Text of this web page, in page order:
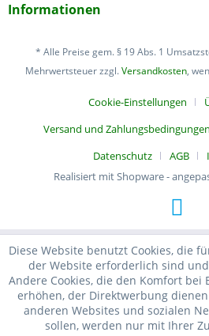
Informationen
* Alle Preise gem. § 19 Abs. 1
Mehrwertsteuer zzgl.Versandkosten,
Cookie-Einstellungen
Versand und Zahlungsbedingungen
Datenschutz
AGB
Realisiert mit Shopware -
Diese Website benutzt Cookies, die
der Website erforderlich sind
Andere Cookies, die den Komfort bei
erhöhen, der Direktwerbung
anderen Websites und sozialen
sollen, werden nur mit Ihrer